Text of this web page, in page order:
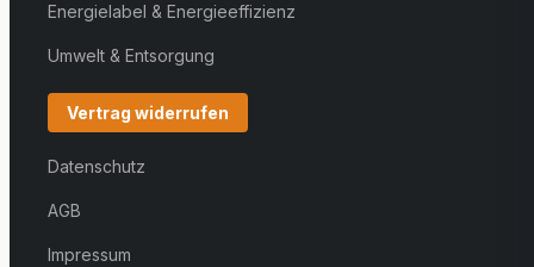
Energielabel & Energieeffizienz
Umwelt & Entsorgung
Vertrag widerrufen
Datenschutz
AGB
Impressum